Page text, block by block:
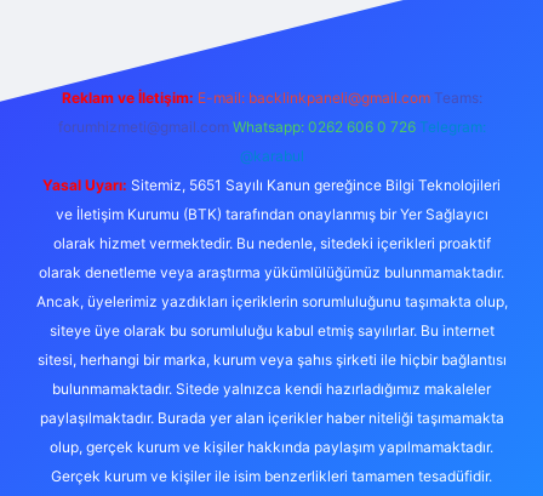
Reklam ve İletişim: E-mail: backlinkpaneli@gmail.com Teams:
forumhizmeti@gmail.com Whatsapp: 0262 606 0 726 Telegram:
@karabul
Yasal Uyarı: Sitemiz, 5651 Sayılı Kanun gereğince Bilgi Teknolojileri
ve İletişim Kurumu (BTK) tarafından onaylanmış bir Yer Sağlayıcı
olarak hizmet vermektedir. Bu nedenle, sitedeki içerikleri proaktif
olarak denetleme veya araştırma yükümlülüğümüz bulunmamaktadır.
Ancak, üyelerimiz yazdıkları içeriklerin sorumluluğunu taşımakta olup,
siteye üye olarak bu sorumluluğu kabul etmiş sayılırlar. Bu internet
sitesi, herhangi bir marka, kurum veya şahıs şirketi ile hiçbir bağlantısı
bulunmamaktadır. Sitede yalnızca kendi hazırladığımız makaleler
paylaşılmaktadır. Burada yer alan içerikler haber niteliği taşımamakta
olup, gerçek kurum ve kişiler hakkında paylaşım yapılmamaktadır.
Gerçek kurum ve kişiler ile isim benzerlikleri tamamen tesadüfidir.